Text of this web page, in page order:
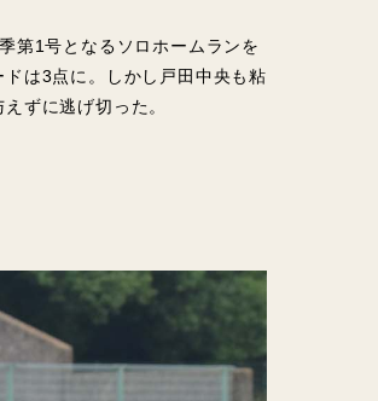
第1号となるソロホームランを
は3点に。しかし戸田中央も粘
ずに逃げ切った。